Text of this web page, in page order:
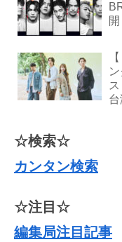
☆検索☆
カンタン検索
☆注目☆
編集局注目記事